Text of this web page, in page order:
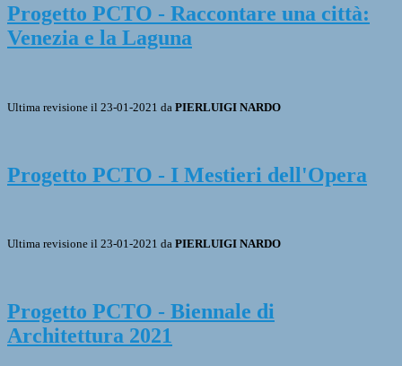
Progetto PCTO - Raccontare una città:
Venezia e la Laguna
Ultima revisione il 23-01-2021 da PIERLUIGI NARDO
Progetto PCTO - I Mestieri dell'Opera
Ultima revisione il 23-01-2021 da PIERLUIGI NARDO
Progetto PCTO - Biennale di
Architettura 2021